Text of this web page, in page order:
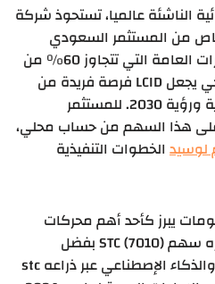
الناشئة عالميا، تستحوذ شركة
من المستثمر السعودي
بسبب حصة صندوق الاستثمارات العامة التي تتجاوز 60% من
الشركة. هذا الرابط الاستراتيجي يجعل LCID فرصة فريدة من
زاوية الديبلوماسية الاقتصادية ورؤية 2030. للمستثمر
هذا السهم من حساب محلي،
الخطوات التنفيذية
يبرز كأحد أهم محركات
النمو في رؤية 2030، ويتصدره سهم STC (7010) بفضل
توسعه في خدمات السحابة والذكاء الإصطناعي عبر ذراعه stc